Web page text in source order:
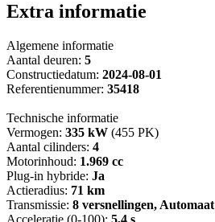
Extra informatie
Algemene informatie
Aantal deuren: 5
Constructiedatum: 2024-08-01
Referentienummer: 35418
Technische informatie
Vermogen: 335 kW (455 PK)
Aantal cilinders: 4
Motorinhoud: 1.969 cc
Plug-in hybride: Ja
Actieradius: 71 km
Transmissie: 8 versnellingen, Automaat